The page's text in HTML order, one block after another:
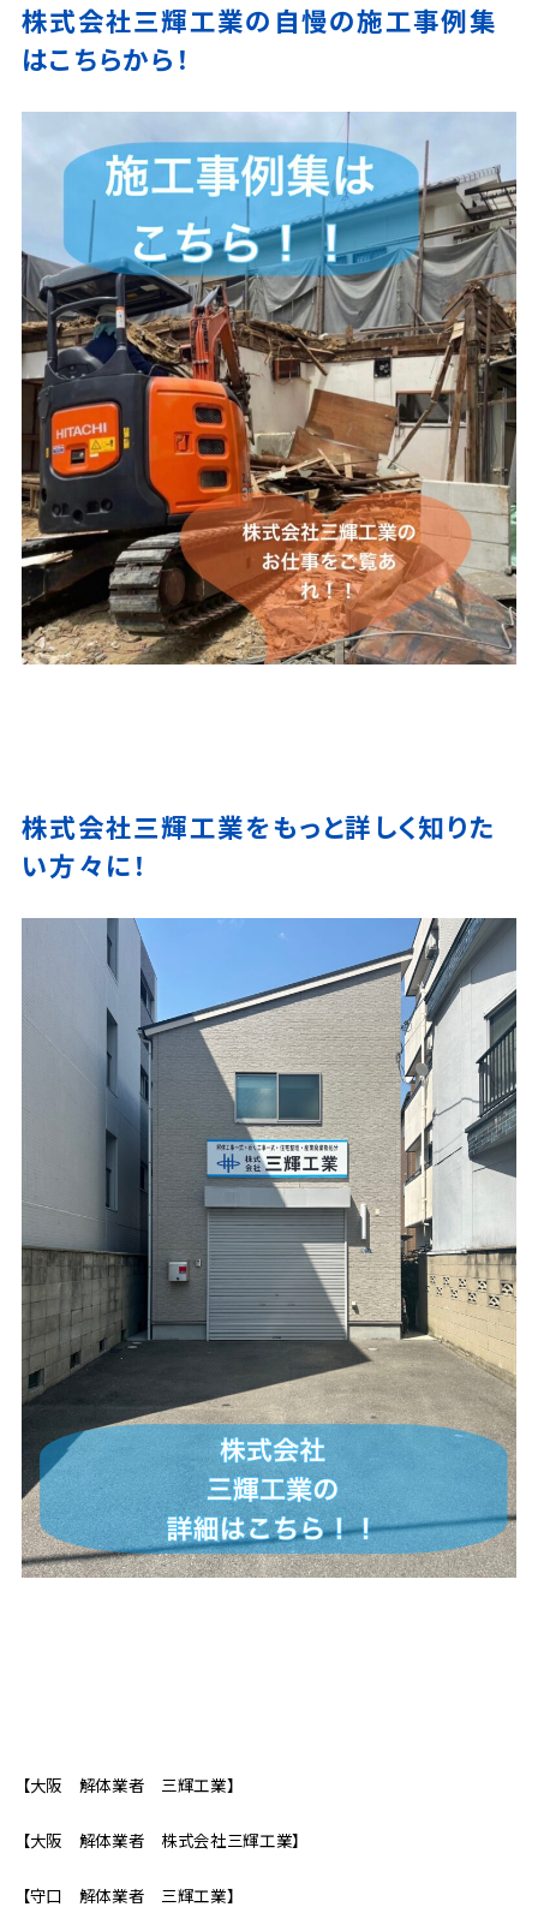
株式会社三輝工業の自慢の施工事例集
はこちらから！
株式会社三輝工業をもっと詳しく知りた
い方々に！
【大阪 解体業者 三輝工業】
【大阪 解体業者 株式会社三輝工業】
【守口 解体業者 三輝工業】